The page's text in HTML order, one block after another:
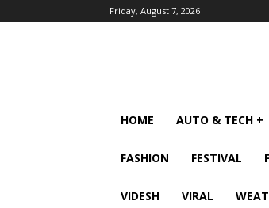
Friday, August 7, 2026
HOME AUTO & TECH +
FASHION FESTIVAL
VIDESH VIRAL